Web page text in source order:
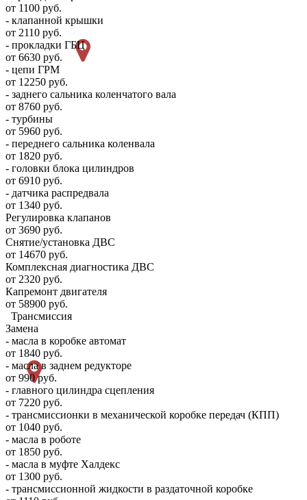
от 1100 руб.
- клапанной крышки
от 2110 руб.
- прокладки ГБЦ
от 6630 руб.
- цепи ГРМ
от 12250 руб.
- заднего сальника коленчатого вала
от 8760 руб.
- турбины
от 5960 руб.
- переднего сальника коленвала
от 1820 руб.
- головки блока цилиндров
от 6910 руб.
- датчика распредвала
от 1340 руб.
Регулировка клапанов
от 3690 руб.
Снятие/установка ДВС
от 14670 руб.
Комплексная диагностика ДВС
от 2320 руб.
Капремонт двигателя
от 58900 руб.
Трансмиссия
Замена
- масла в коробке автомат
от 1840 руб.
- масла в заднем редукторе
от 990 руб.
- главного цилиндра сцепления
от 7220 руб.
- трансмиссионки в механической коробке передач (КПП)
от 1040 руб.
- масла в роботе
от 1850 руб.
- масла в муфте Халдекс
от 1300 руб.
- трансмиссионной жидкости в раздаточной коробке